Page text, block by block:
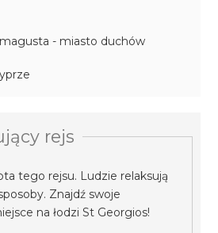
- miasto duchów
rejs
tego rejsu. Ludzie relaksują
Znajdź swoje
na łodzi St Georgios!